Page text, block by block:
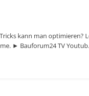
kann man
► Bauforum24 TV